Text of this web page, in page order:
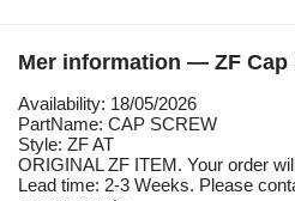
Mer information — ZF Cap
Availability: 18/05/2026
PartName: CAP SCREW
Style: ZF AT
ORIGINAL ZF ITEM. Your order
Lead time: 2-3 Weeks. Please